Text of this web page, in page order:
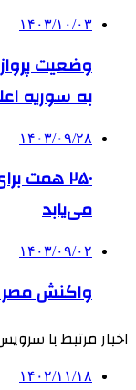
۱۴۰۳/۱۰/۰۳
وضعیت پرواز
به سوریه
۱۴۰۳/۰۹/۲۸
۲۵۰ همت
می‌یابد
۱۴۰۳/۰۹/۰۲
واکنش مصر
اخبار مرتبط با
۱۴۰۲/۱۱/۱۸